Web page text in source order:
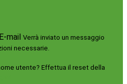
E-mail Verrà inviato un messaggio
necessarie.
utente? Effettua il reset della